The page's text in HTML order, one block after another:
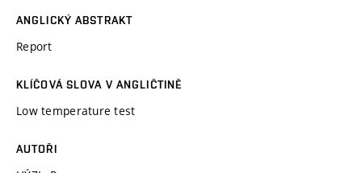
ANGLICKÝ ABSTRAKT
Report
KLÍČOVÁ SLOVA V ANGLIČTINĚ
Low temperature test
AUTOŘI